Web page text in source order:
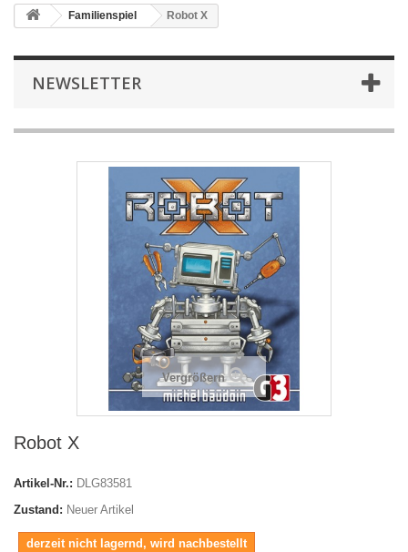
Familienspiel Robot X
NEWSLETTER
Vergrößern
Robot X
Artikel-Nr.: DLG83581
Zustand: Neuer Artikel
derzeit nicht lagernd, wird nachbestellt